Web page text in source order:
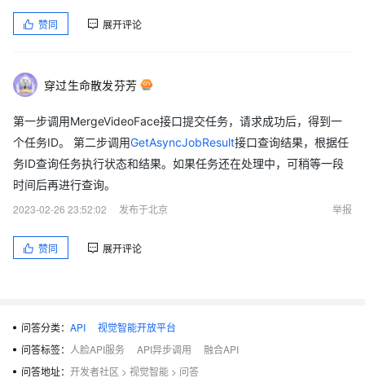
赞同 展开评论
穿过生命散发芬芳
第一步调用MergeVideoFace接口提交任务，请求成功后，得到一
个任务ID。 第二步调用GetAsyncJobResult接口查询结果，根据任
务ID查询任务执行状态和结果。如果任务还在处理中，可稍等一段
时间后再进行查询。
2023-02-26 23:52:02
发布于北京 举报
赞同 展开评论
问答分类： API
视觉智能开放平台
问答标签： 人脸API服务 API异步调用
融合API
问答地址： 开发者社区 > 视觉智能 > 问答